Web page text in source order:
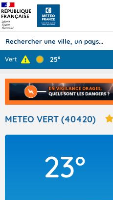
TOUS LES
Vert 25°
METEO VERT (40420)
23°